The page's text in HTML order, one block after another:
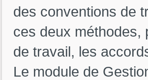
des conventions de
ces deux méthodes,
de travail, les
Le module de